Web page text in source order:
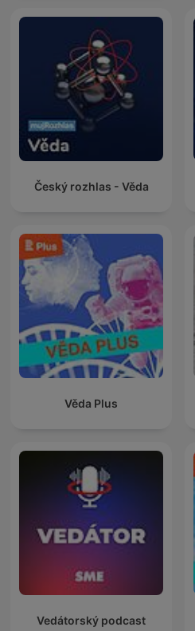
Český rozhlas - Věda
Věda Plus
Vedátorský podcast